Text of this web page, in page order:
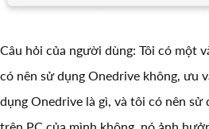
Câu hỏi của người dùng: Tôi có một
có nên sử dụng Onedrive không, ưu
dụng Onedrive là gì, và tôi có nên
trên PC của mình không, nó ảnh